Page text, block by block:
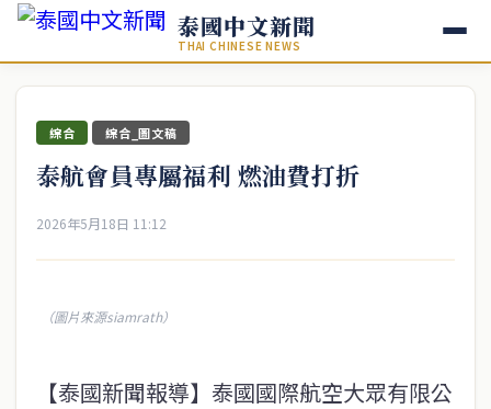
泰國中文新聞
THAI CHINESE NEWS
綜合 綜合_圖文稿
泰航會員專屬福利 燃油費打折
2026年5月18日 11:12
（圖片來源siamrath）
【泰國新聞報導】泰國國際航空大眾有限公